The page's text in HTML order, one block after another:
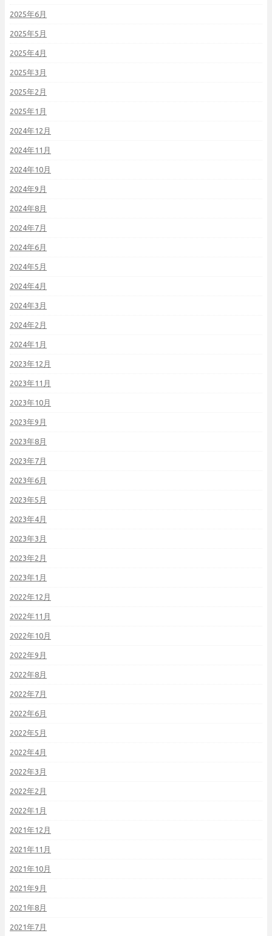
2025年6月
2025年5月
2025年4月
2025年3月
2025年2月
2025年1月
2024年12月
2024年11月
2024年10月
2024年9月
2024年8月
2024年7月
2024年6月
2024年5月
2024年4月
2024年3月
2024年2月
2024年1月
2023年12月
2023年11月
2023年10月
2023年9月
2023年8月
2023年7月
2023年6月
2023年5月
2023年4月
2023年3月
2023年2月
2023年1月
2022年12月
2022年11月
2022年10月
2022年9月
2022年8月
2022年7月
2022年6月
2022年5月
2022年4月
2022年3月
2022年2月
2022年1月
2021年12月
2021年11月
2021年10月
2021年9月
2021年8月
2021年7月